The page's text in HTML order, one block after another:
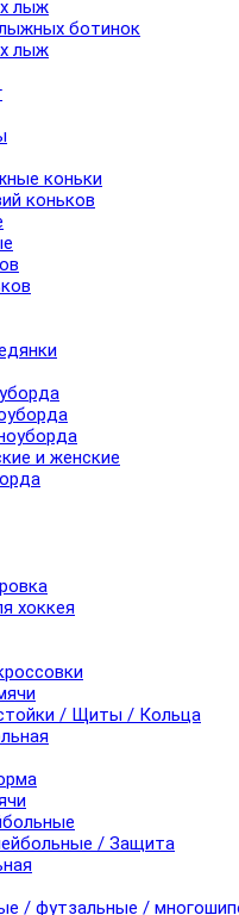
лыж
ботинок
лыж
коньки
коньков
и женские
хоккея
/ Щиты / Кольца
/ Защита
/ футзальные /